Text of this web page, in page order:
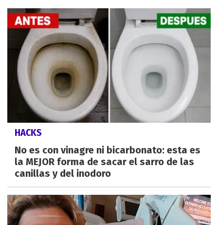
HACKS
No es con vinagre ni bicarbonato: esta es
la MEJOR forma de sacar el sarro de las
canillas y del inodoro